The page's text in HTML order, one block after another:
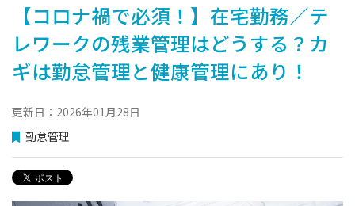
【コロナ禍で必須！】在宅勤務／テ
レワークの残業管理はどうする？カ
ギは勤怠管理と健康管理にあり！
更新日：2026年01月28日
勤怠管理